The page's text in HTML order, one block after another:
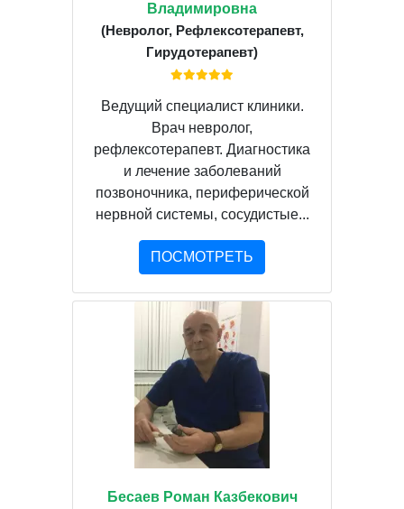
Владимировна
(Невролог, Рефлексотерапевт,
Гирудотерапевт)
Ведущий специалист клиники.
Врач невролог,
рефлексотерапевт. Диагностика
и лечение заболеваний
позвоночника, периферической
нервной системы, сосудистые...
ПОСМОТРЕТЬ
Бесаев Роман Казбекович